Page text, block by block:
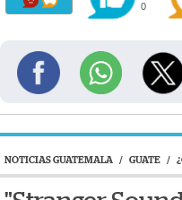
0
NOTICIAS GUATEMALA / GUATE /